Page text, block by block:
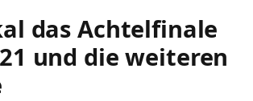
das Achtelfinale
und die weiteren